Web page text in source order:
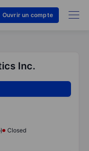
Ouvrir un compte
Inc.
Closed